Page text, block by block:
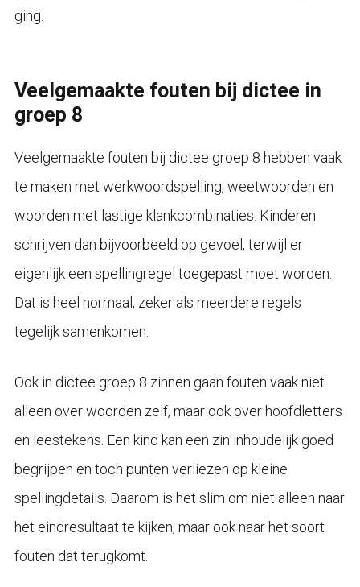
ging.
Veelgemaakte fouten bij dictee in
groep 8
Veelgemaakte fouten bij dictee groep 8 hebben vaak
te maken met werkwoordspelling, weetwoorden en
woorden met lastige klankcombinaties. Kinderen
schrijven dan bijvoorbeeld op gevoel, terwijl er
eigenlijk een spellingregel toegepast moet worden.
Dat is heel normaal, zeker als meerdere regels
tegelijk samenkomen.
Ook in dictee groep 8 zinnen gaan fouten vaak niet
alleen over woorden zelf, maar ook over hoofdletters
en leestekens. Een kind kan een zin inhoudelijk goed
begrijpen en toch punten verliezen op kleine
spellingdetails. Daarom is het slim om niet alleen naar
het eindresultaat te kijken, maar ook naar het soort
fouten dat terugkomt.